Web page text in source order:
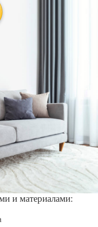
и материалами: